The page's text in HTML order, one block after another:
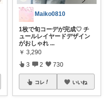
Maiko0810
1枚で旬コーデが完成♡ チ
ュールレイヤードデザイン
がおしゃれ ...
￥ 3,290
3 2 730
コレ いいね